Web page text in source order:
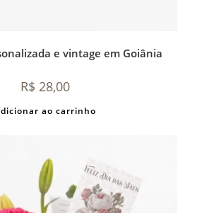
e vintage em Goiânia
R$ 28,00
ao carrinho